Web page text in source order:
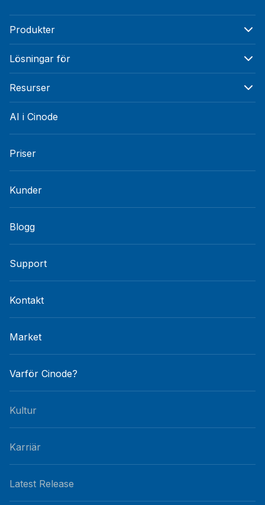
Produkter
Lösningar för
Resurser
AI i Cinode
Priser
Kunder
Blogg
Support
Kontakt
Market
Varför Cinode?
Kultur
Karriär
Latest Release